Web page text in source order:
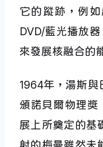
它的蹤跡，例
DVD/藍光播放
來發展核融合的
1964年，湯斯與
頒諾貝爾物理獎
展上所奠定的基